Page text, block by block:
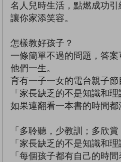
名人兒時生活，點燃成功引
讓你家添笑容。
怎樣教好孩子？
一條簡單不過的問題，答
他們一生。
育有一子一女的電台親子節
「家長缺乏的不是知識和
如果連翻看一本書的時間都
「多聆聽，少教訓；多欣賞
「家長缺乏的不是知識和理
「每個孩子都有自己的時